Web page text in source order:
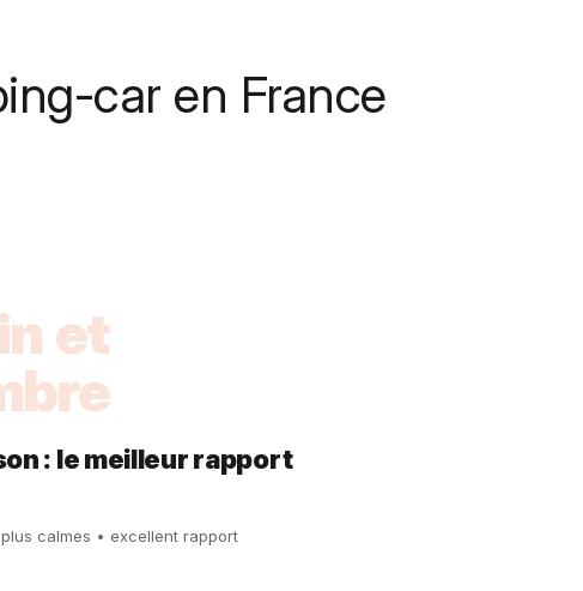
car en France
et
: le meilleur rapport
calmes • excellent rapport